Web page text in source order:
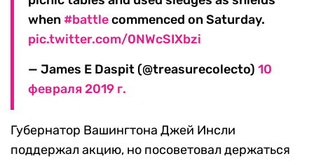
when#battlecommenced on Saturday.
pic.twitter.com/0NWcSIXbzi
— James E Daspit (@treasurecolecto) 10
февраля 2019 г.
Губернатор Вашингтона Джей Инсли
поддержал акцию, но посоветовал держаться